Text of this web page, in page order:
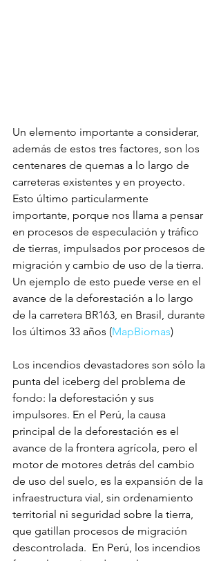
Un elemento importante a considerar,
además de estos tres factores, son los
centenares de quemas a lo largo de
carreteras existentes y en proyecto.
Esto último particularmente
importante, porque nos llama a pensar
en procesos de especulación y tráfico
de tierras, impulsados por procesos de
migración y cambio de uso de la tierra.
Un ejemplo de esto puede verse en el
avance de la deforestación a lo largo
de la carretera BR163, en Brasil, durante
los últimos 33 años (MapBiomas)
Los incendios devastadores son sólo la
punta del iceberg del problema de
fondo: la deforestación y sus
impulsores. En el Perú, la causa
principal de la deforestación es el
avance de la frontera agrícola, pero el
motor de motores detrás del cambio
de uso del suelo, es la expansión de la
infraestructura vial, sin ordenamiento
territorial ni seguridad sobre la tierra,
que gatillan procesos de migración
descontrolada.  En Perú, los incendios